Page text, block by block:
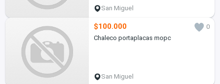
San Miguel
$100.000
0
Chaleco portaplacas mopc
San Miguel